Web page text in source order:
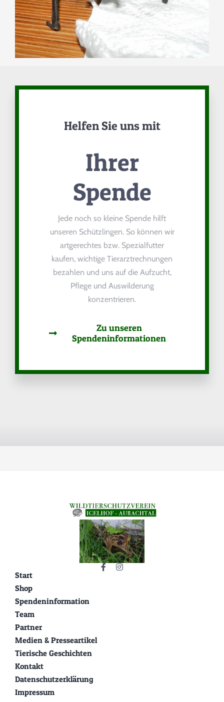
Helfen Sie uns mit
Ihrer
Spende
Jede noch so kleine Spende hilft
unseren Schützlingen. So können wir
artgerechtes bzw. Spezialfutter
kaufen, wichtige Tierarztrechnungen
bezahlen und uns auf die Aufzucht,
Pflege und Auswilderung
konzentrieren.
Zu unseren
Spendeninformationen
Start
Shop
Spendeninformation
Team
Partner
Medien & Presseartikel
Tierische Geschichten
Kontakt
Datenschutzerklärung
Impressum
BANK
ÜBERWEISUNG